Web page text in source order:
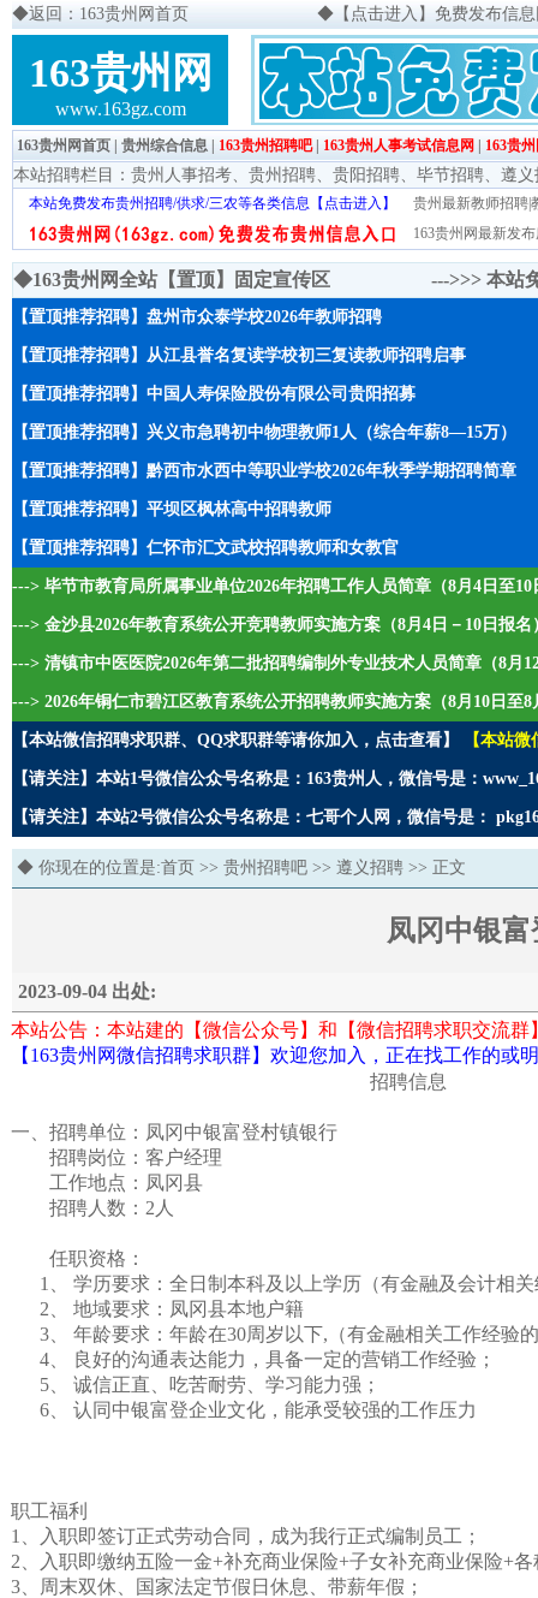
◆返回：163贵州网首页 ◆ 【点击进入】免费发布信
163贵州网
www.163gz.com
163贵州网首页 贵州综合信息 163贵州招聘吧| 163贵州人事考试信息网 163贵
本站招聘栏目： 贵州人事招考、 贵州招聘、 贵阳招聘、 毕节招聘、 遵义
本站免费发布贵州招聘/供求/三农等各类信息【点击进入】
贵州最新教师招聘|
163贵州网最新发
◆163贵州网全站【置顶】固定宣传区 --->>> 本站
【置顶推荐招聘】盘州市众泰学校2026年教师招聘
【置顶推荐招聘】从江县誉名复读学校初三复读教师招聘启事
【置顶推荐招聘】中国人寿保险股份有限公司贵阳招募
【置顶推荐招聘】兴义市急聘初中物理教师1人（综合年薪8—15万）
【置顶推荐招聘】黔西市水西中等职业学校2026年秋季学期招聘简章
【置顶推荐招聘】平坝区枫林高中招聘教师
【置顶推荐招聘】仁怀市汇文武校招聘教师和女教官
---> 毕节市教育局所属事业单位2026年招聘工作人员简章（8月4日至10
---> 金沙县2026年教育系统公开竞聘教师实施方案（8月4日－10日报名
---> 清镇市中医医院2026年第二批招聘编制外专业技术人员简章（8月
---> 2026年铜仁市碧江区教育系统公开招聘教师实施方案（8月10日至8
【本站微信招聘求职群、QQ求职群等请你加入，点击查看】 【本站
【请关注】本站1号微信公众号名称是：163贵州人，微信号是：
【请关注】本站2号微信公众号名称是：七哥个人网，微信号是：
◆ 你现在的位置是:首页 >> 贵州招聘吧 >> 遵义招聘 >> 正文
凤冈中银
2023-09-04 出处:
本站公告：本站建的【微信公众号】和【微信招聘求职交流群
【163贵州网微信招聘求职群】欢迎您加入，正在找工作的
招聘信息
一 招聘单位： 凤冈 中银富登村镇银行
招聘岗位： 客户经理
工作地点： 凤冈县
招聘人数： 2 人
任职资格：
1、
学历要求：全日制本科及以上学历 （有金融及会计相
2、
地域要求： 凤冈县本地户籍
3、
年龄要求：年龄在30周岁以下, （有金融相关工作经验
4、
良好的沟通表达能力，具备一定的营销工作经验；
5、
诚信正直、吃苦耐劳、学习能力强；
6、
认同中银富登企业文化，能承受较强的工作压力
职工福利
1、
入职即签订正式劳动合同，成为我行正式编制员工；
2、
入职即缴纳五险一金+补充商业保险+子女补充商业保险+各
3、
周末双休、国家法定节假日休息、带薪年假；